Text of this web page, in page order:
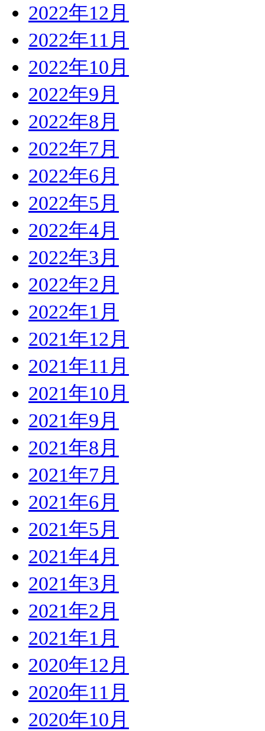
2022年12月
2022年11月
2022年10月
2022年9月
2022年8月
2022年7月
2022年6月
2022年5月
2022年4月
2022年3月
2022年2月
2022年1月
2021年12月
2021年11月
2021年10月
2021年9月
2021年8月
2021年7月
2021年6月
2021年5月
2021年4月
2021年3月
2021年2月
2021年1月
2020年12月
2020年11月
2020年10月